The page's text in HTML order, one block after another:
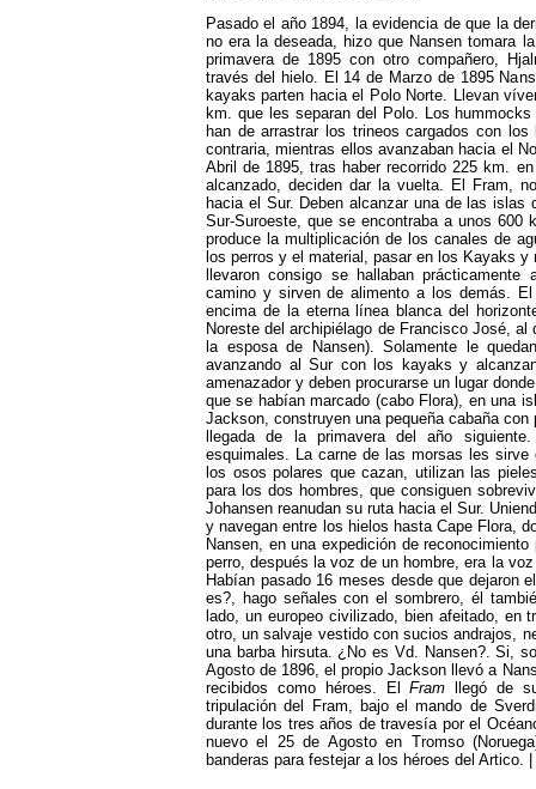
Pasado el año 1894, la evidencia de que la
no era la deseada, hizo que Nansen tomara
primavera de 1895 con otro compañero,
través del hielo. El 14 de Marzo de 1895
kayaks parten hacia el Polo Norte. Llevan
km. que les separan del Polo. Los
han de arrastrar los trineos cargados con
contraria, mientras ellos avanzaban hacia el
Abril de 1895, tras haber recorrido 225 km.
alcanzado, deciden dar la vuelta. El Fram,
hacia el Sur. Deben alcanzar una de las
Sur-Suroeste, que se encontraba a unos 600
produce la multiplicación de los canales de
los perros y el material, pasar en los Kayaks
llevaron consigo se hallaban
camino y sirven de alimento a los demás.
encima de la eterna línea blanca del
Noreste del archipiélago de Francisco José,
la esposa de Nansen). Solamente le
avanzando al Sur con los kayaks y
amenazador y deben procurarse un lugar
que se habían marcado (cabo Flora), en una
Jackson, construyen una pequeña cabaña
llegada de la primavera del año
esquimales. La carne de las morsas les
los osos polares que cazan, utilizan las
para los dos hombres, que consiguen
Johansen reanudan su ruta hacia el Sur.
y navegan entre los hielos hasta Cape Flora,
Nansen, en una expedición de
perro, después la voz de un hombre, era la
Habían pasado 16 meses desde que dejaron
es?, hago señales con el sombrero, él
lado, un europeo civilizado, bien afeitado, en
otro, un salvaje vestido con sucios andrajos,
una barba hirsuta. ¿No es Vd. Nansen?. Si,
Agosto de 1896, el propio Jackson llevó a
recibidos como héroes. ElFram llegó de
tripulación del Fram, bajo el mando de
durante los tres años de travesía por el
nuevo el 25 de Agosto en Tromso
banderas para festejar a los héroes del Artico.